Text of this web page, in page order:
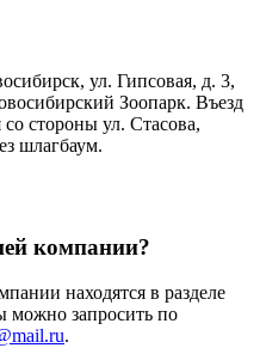
ул. Гипсовая, д. 3,
Зоопарк. Въезд
стороны ул. Стасова,
шлагбаум.
компании?
находятся в разделе
можно запросить по
.